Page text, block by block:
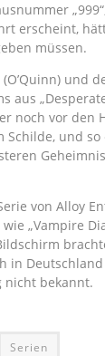
erscheint,
müssen.
und
aus
noch vor den
Schilde, und
von Alloy
„Vampire
in
nicht bekannt.
Serien